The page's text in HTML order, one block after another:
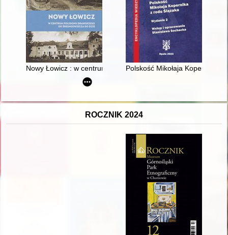
Nowy Łowicz : w centrum poligonu drawskiego od
Polskość Mikołaja Kopernika z
ROCZNIK 2024